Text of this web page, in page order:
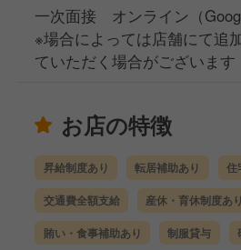
一次面接 オンライン（
※場合によっては店舗にて追
ていただく場合がございます
お店の特徴
昇給制度あり 転居補助あり 住
交通費全額支給 産休・育休制度あり
賄い・食事補助あり 制服貸与